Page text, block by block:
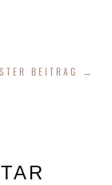
BEITRAG →